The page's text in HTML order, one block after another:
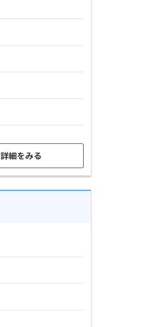
詳細をみる